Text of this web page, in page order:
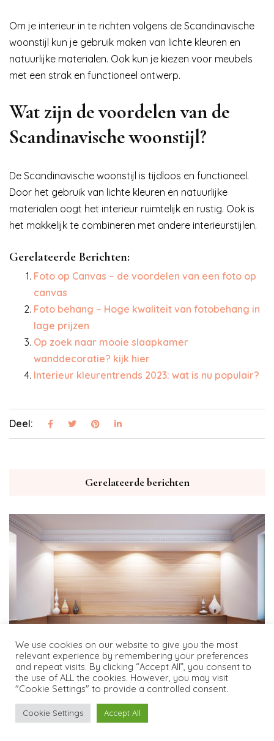
Om je interieur in te richten volgens de Scandinavische
woonstijl kun je gebruik maken van lichte kleuren en
natuurlijke materialen. Ook kun je kiezen voor meubels
met een strak en functioneel ontwerp.
Wat zijn de voordelen van de
Scandinavische woonstijl?
De Scandinavische woonstijl is tijdloos en functioneel.
Door het gebruik van lichte kleuren en natuurlijke
materialen oogt het interieur ruimtelijk en rustig. Ook is
het makkelijk te combineren met andere interieurstijlen.
Gerelateerde Berichten:
Foto op Canvas – de voordelen van een foto op
canvas
Foto behang – Hoge kwaliteit van fotobehang in
lage prijzen
Op zoek naar mooie slaapkamer
wanddecoratie? kijk hier
Interieur kleurentrends 2023: wat is nu populair?
Deel:
Gerelateerde berichten
Botanisch design: nieuwe manieren om groen in je slaapkamer te
integreren
We use cookies on our website to give you the most
relevant experience by remembering your preferences
and repeat visits. By clicking “Accept All”, you consent to
the use of ALL the cookies. However, you may visit
"Cookie Settings" to provide a controlled consent.
Cookie Settings Accept All